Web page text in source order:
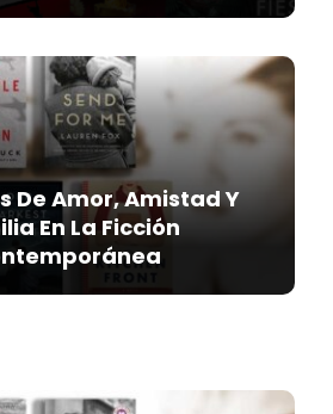
De Amor, Amistad Y
En La Ficción